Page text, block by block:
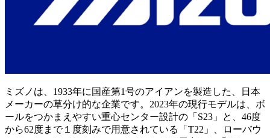
ミズノは、1933年に国産第1号のアイアンを製造した、日本
メーカーの草分け的な企業です。2023年の現行モデルは、ボ
ールをつかまえやすい重心センター設計の「S23」と、46度
から62度まで１度刻みで用意されている「T22」、ローバウ